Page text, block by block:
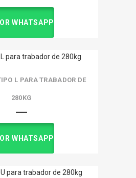
WHATSAPP
L PARA TRABADOR DE
280KG
WHATSAPP